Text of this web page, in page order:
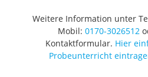
Weitere Information unter
Mobil: 0170-3026512
Kontaktformular. Hier
Probeunterricht